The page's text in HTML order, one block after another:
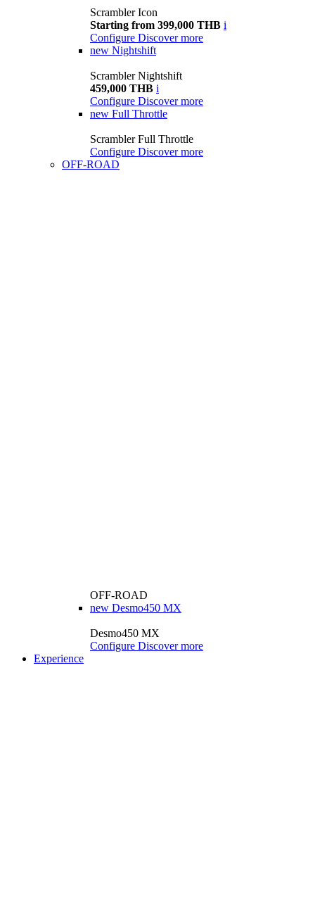
Scrambler Icon
Starting from 399,000 THB i
Configure Discover more
new Nightshift
Scrambler Nightshift
459,000 THB i
Configure Discover more
new Full Throttle
Scrambler Full Throttle
Configure Discover more
OFF-ROAD
OFF-ROAD
new Desmo450 MX
Desmo450 MX
Configure Discover more
Experience